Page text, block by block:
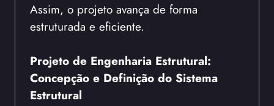
Assim, o projeto avança de forma
estruturada e eficiente.
Projeto de Engenharia Estrutural:
Concepção e Definição do Sistema
Estrutural